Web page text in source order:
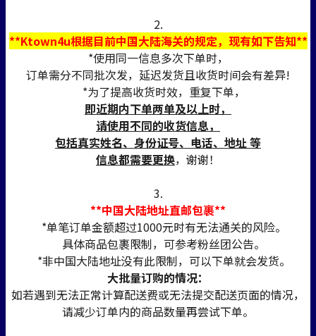
2.
**Ktown4u根据目前中国大陆海关的规定，现有如下告知**
*使用同一信息多次下单时，
订单需分不同批次发，延迟发货且收货时间会有差异!
*为了提高收货时效，重复下单，
即近期内下单两单及以上时，
请使用不同的收货信息，
包括真实姓名、身份证号、电话、地址 等
信息都需要更换，谢谢！
3.
**中国大陆地址直邮包裹**
*单笔订单金额超过1000元时有无法通关的风险。
具体商品包裹限制，可参考粉丝团公告。
*非中国大陆地址没有此限制，可以下单就会发货。
大批量订购的情况：
如若遇到无法正常计算配送费或无法提交配送页面的情况，
请减少订单内的商品数量再尝试下单。